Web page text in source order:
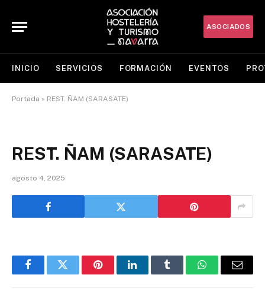
ASOCIADOS
INICIO SERVICIOS FORMACIÓN EVENTOS
Portada » REST. ÑAM (SARASATE)
REST. ÑAM (SARASATE)
agosto 4, 2025
FacebookTwitter PinterestLinkedInTumblr WhatsAppEmail